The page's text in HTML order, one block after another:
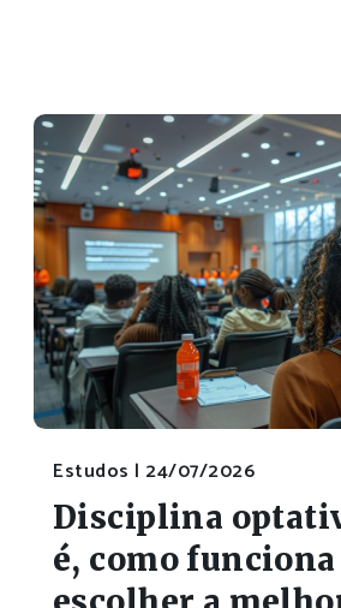
Estudos | 24/07/2026
Disciplina
é, como funciona